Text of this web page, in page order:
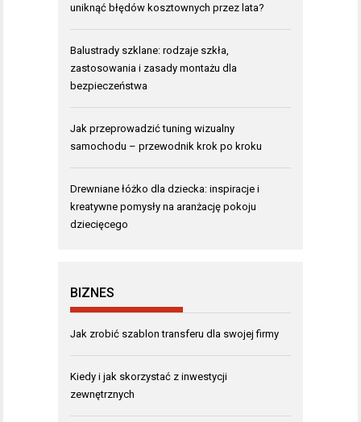
uniknąć błędów kosztownych przez lata?
Balustrady szklane: rodzaje szkła,
zastosowania i zasady montażu dla
bezpieczeństwa
Jak przeprowadzić tuning wizualny
samochodu – przewodnik krok po kroku
Drewniane łóżko dla dziecka: inspiracje i
kreatywne pomysły na aranżację pokoju
dziecięcego
BIZNES
Jak zrobić szablon transferu dla swojej firmy
Kiedy i jak skorzystać z inwestycji
zewnętrznych